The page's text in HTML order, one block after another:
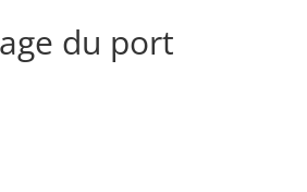
du port